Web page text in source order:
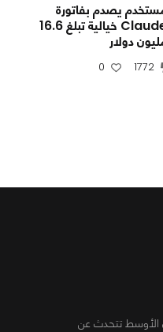
يصدم بفاتورة
Claude خيالية تبلغ 16.6
دولار
1772
0
الأوسط تتحدث عن